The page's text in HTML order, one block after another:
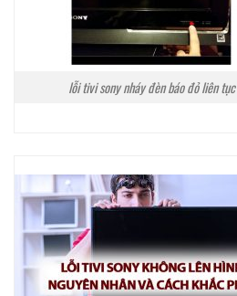
lỗi tivi sony nháy đèn báo đỏ liên tục